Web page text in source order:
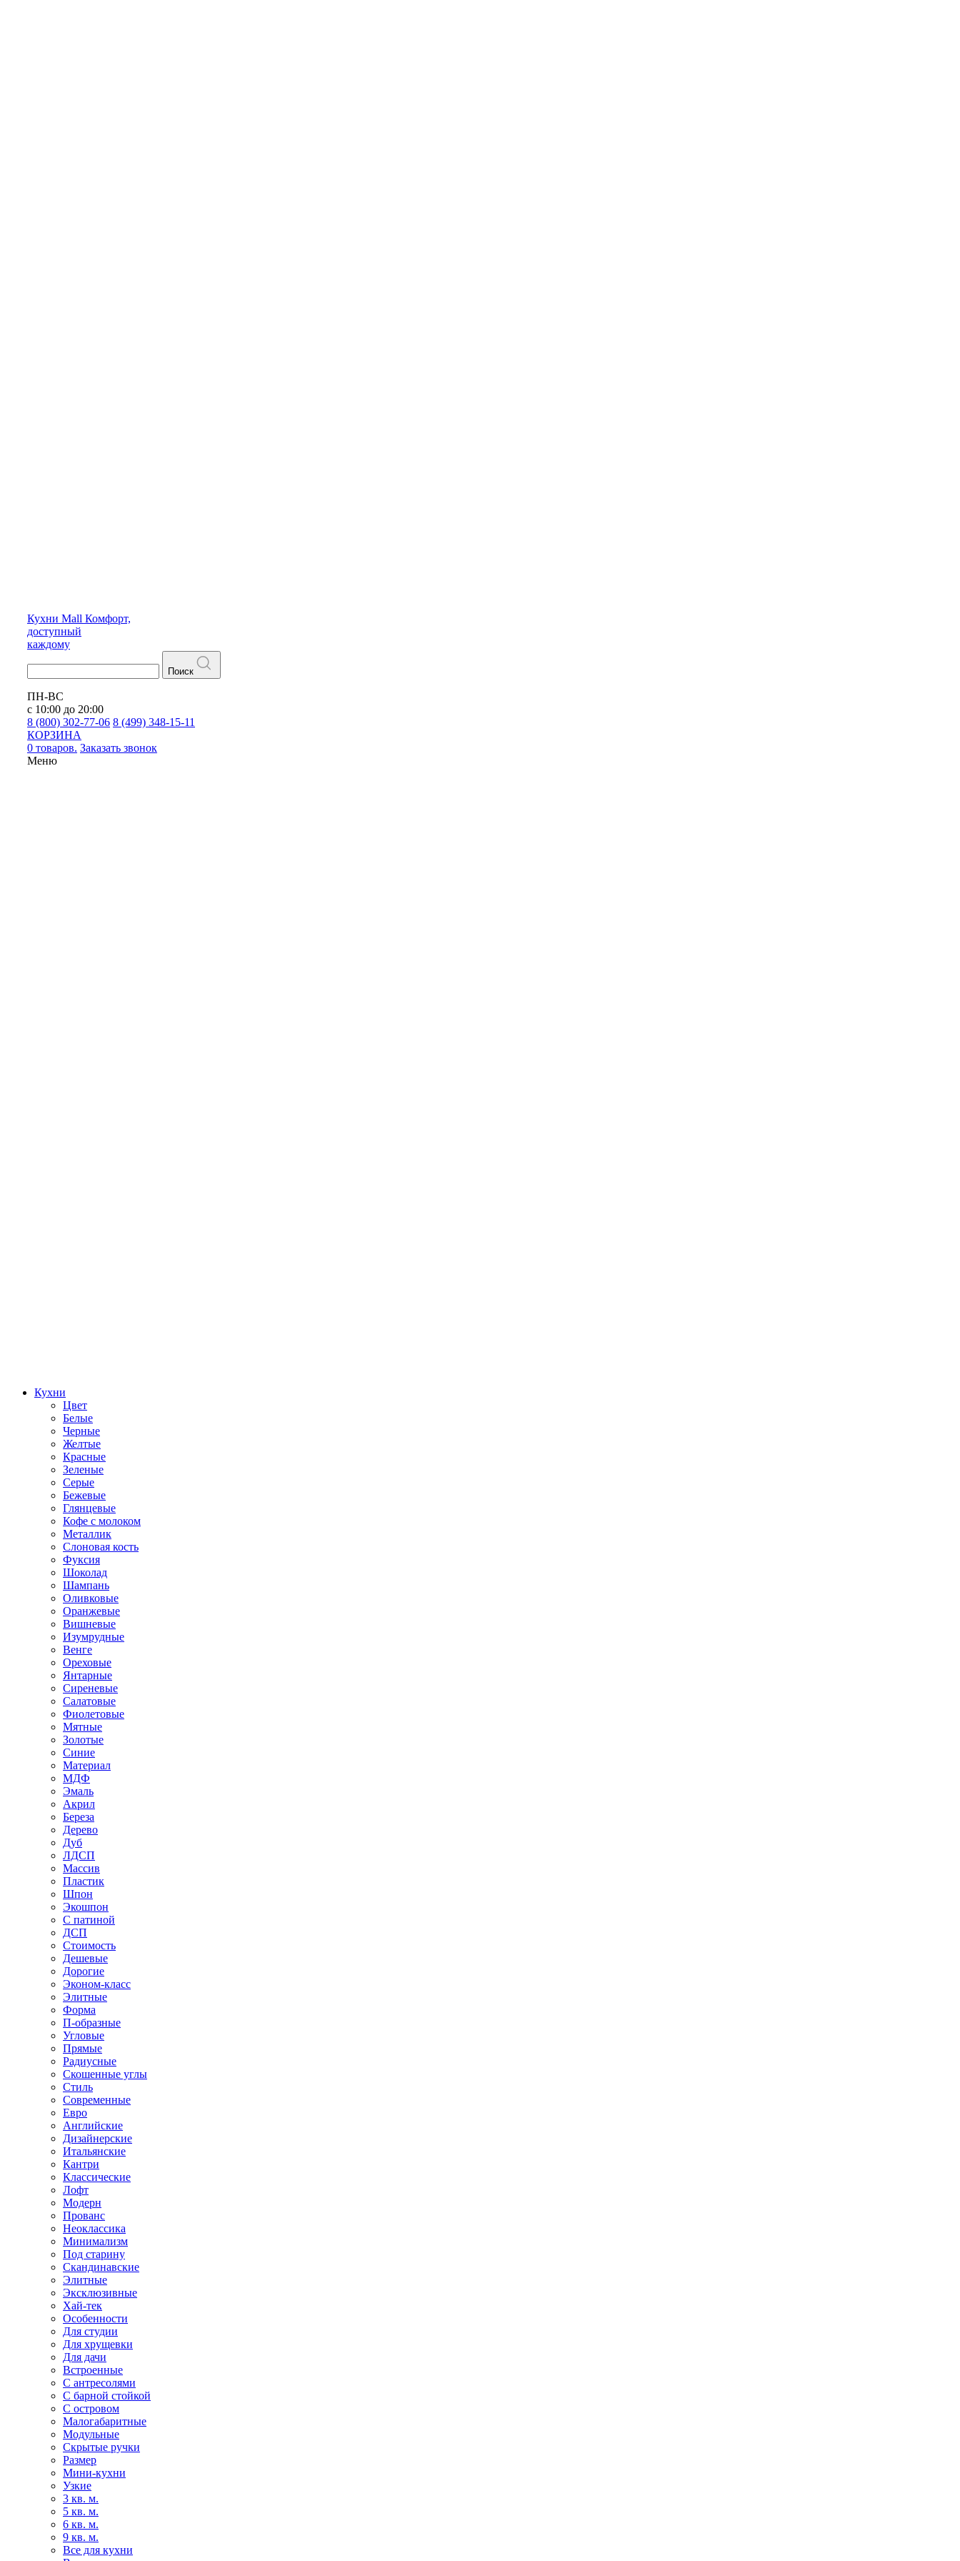
Кухни Mall Комфорт,
доступный
каждому
Поиск
ПН-ВС
с 10:00 до 20:00
8 (800) 302-77-06 8 (499) 348-15-11
КОРЗИНА
0 товаров. Заказать звонок
Меню
Кухни
Цвет
Белые
Черные
Желтые
Красные
Зеленые
Серые
Бежевые
Глянцевые
Кофе с молоком
Металлик
Слоновая кость
Фуксия
Шоколад
Шампань
Оливковые
Оранжевые
Вишневые
Изумрудные
Венге
Ореховые
Янтарные
Сиреневые
Салатовые
Фиолетовые
Мятные
Золотые
Синие
Материал
МДФ
Эмаль
Акрил
Береза
Дерево
Дуб
ЛДСП
Массив
Пластик
Шпон
Экошпон
С патиной
ДСП
Стоимость
Дешевые
Дорогие
Эконом-класс
Элитные
Форма
П-образные
Угловые
Прямые
Радиусные
Скошенные углы
Стиль
Современные
Евро
Английские
Дизайнерские
Итальянские
Кантри
Классические
Лофт
Модерн
Прованс
Неоклассика
Минимализм
Под старину
Скандинавские
Элитные
Эксклюзивные
Хай-тек
Особенности
Для студии
Для хрущевки
Для дачи
Встроенные
С антресолями
С барной стойкой
С островом
Малогабаритные
Модульные
Скрытые ручки
Размер
Мини-кухни
Узкие
3 кв. м.
5 кв. м.
6 кв. м.
9 кв. м.
Все для кухни